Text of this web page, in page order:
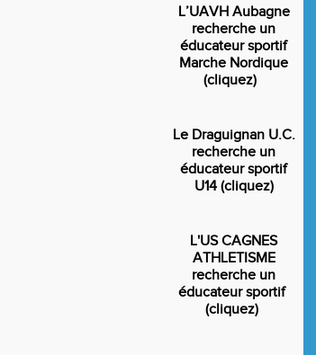
L’UAVH Aubagne
recherche un
éducateur sportif
Marche Nordique
(cliquez)
Le Draguignan U.C.
recherche un
éducateur sportif
U14 (cliquez)
L'US CAGNES
ATHLETISME
recherche un
éducateur sportif
(cliquez)